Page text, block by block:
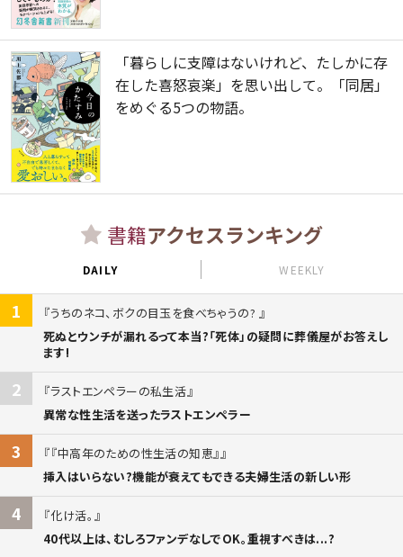
「暮らしに支障はないけれど、たしかに存
在した喜怒哀楽」を思い出して。「同居」
をめぐる5つの物語。
書籍アクセスランキング
DAILY WEEKLY
1
うちのネコ、ボクの目玉を食べちゃうの?
死ぬとウンチが漏れるって本当?「死体」の疑問に葬儀屋がお答えし
ます!
2
ラストエンペラーの私生活
異常な性生活を送ったラストエンペラー
3
『中高年のための性生活の知恵』
挿入はいらない?機能が衰えてもできる夫婦生活の新しい形
4
化け活。
40代以上は、むしろファンデなしでOK。重視すべきは...?